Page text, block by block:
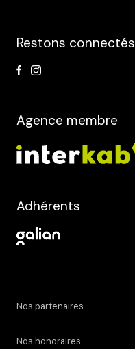
Restons connectés
Agence membre
Adhérents
Nos partenaires
Nos honoraires